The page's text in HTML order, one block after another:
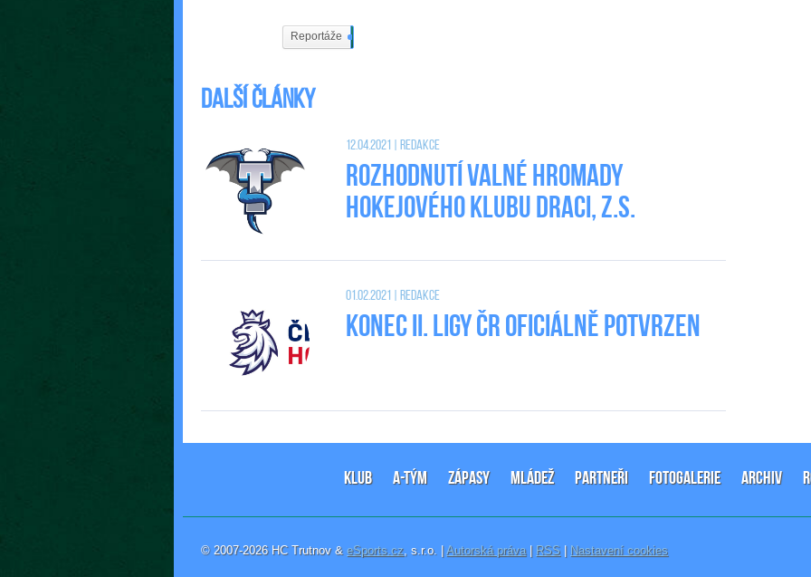
Reportáže
Další články
12.04.2021 | Redakce
Rozhodnutí valné hromady
Hokejového klubu DRACI, z.s.
01.02.2021 | Redakce
Konec II. Ligy ČR oficiálně potvrzen
KLUB A-TÝM ZÁPASY MLÁDEŽ PARTNEŘI FOTOGALERIE ARCHIV
© 2007-2026 HC Trutnov & eSports.cz, s.r.o. |Autorská práva| RSS | Nastavení cookies